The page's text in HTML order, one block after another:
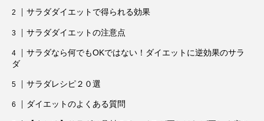
サラダダイエットで得られる効果
サラダダイエットの注意点
サラダなら何でもOKではない！ダイエットに逆効果のサラ
ダ
サラダレシピ２０選
ダイエットのよくある質問